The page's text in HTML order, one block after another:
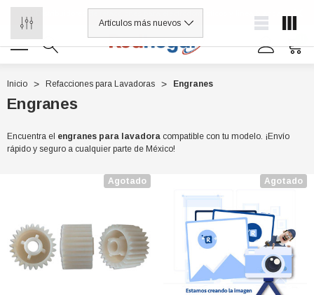
Inicio Refacciones para Lavadoras Engranes
Engranes
Encuentra el engranes para lavadora compatible con tu modelo. ¡Envío
rápido y seguro a cualquier parte de México!
Agotado Agotado
7614